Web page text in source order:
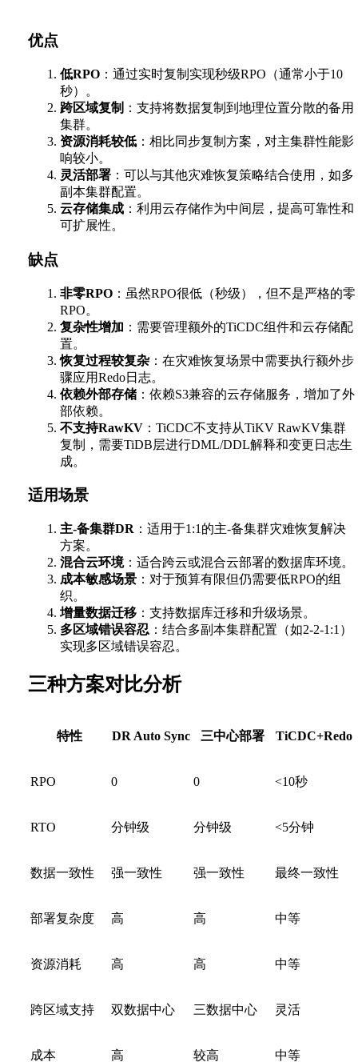
优点
低RPO ：通过实时复制实现秒级RPO（通常小于10
秒）。
跨区域复制 ：支持将数据复制到地理位置分散的备用
集群。
资源消耗较低 ：相比同步复制方案，对主集群性能影
响较小。
灵活部署 ：可以与其他灾难恢复策略结合使用，如多
副本集群配置。
云存储集成 ：利用云存储作为中间层，提高可靠性和
可扩展性。
缺点
非零RPO ：虽然RPO很低（秒级），但不是严格的零
RPO。
复杂性增加 ：需要管理额外的TiCDC组件和云存储配
置。
恢复过程较复杂 ：在灾难恢复场景中需要执行额外步
骤应用Redo日志。
依赖外部存储 ：依赖S3兼容的云存储服务，增加了外
部依赖。
不支持RawKV ：TiCDC不支持从TiKV RawKV集群
复制，需要TiDB层进行DML/DDL解释和变更日志生
成。
适用场景
主-备集群DR ：适用于1:1的主-备集群灾难恢复解决
方案。
混合云环境：适合跨云或混合云部署的数据库环境。
成本敏感场景 ：对于预算有限但仍需要低RPO的组
织。
增量数据迁移 ：支持数据库迁移和升级场景。
多区域错误容忍 ：结合多副本集群配置（如2-2-1:1）
实现多区域错误容忍。
三种方案对比分析
特性 DR Auto Sync 三中心部署 TiCDC+Redo
RPO 0 0 <10秒
RTO 分钟级 分钟级 <5分钟
数据一致性 强一致性 强一致性 最终一致性
部署复杂度 高 高 中等
资源消耗 高 高 中等
跨区域支持 双数据中心 三数据中心 灵活
成本 高 较高 中等